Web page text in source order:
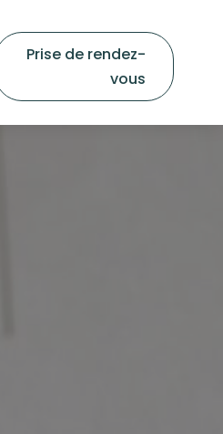
Prise de rendez-
vous